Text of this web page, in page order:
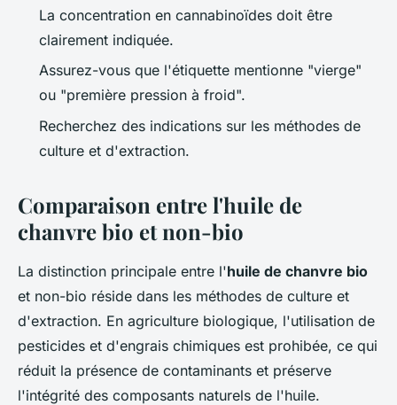
La concentration en cannabinoïdes doit être
clairement indiquée.
Assurez-vous que l'étiquette mentionne "vierge"
ou "première pression à froid".
Recherchez des indications sur les méthodes de
culture et d'extraction.
Comparaison entre l'huile de
chanvre bio et non-bio
La distinction principale entre l'huile de chanvre bio
et non-bio réside dans les méthodes de culture et
d'extraction. En agriculture biologique, l'utilisation de
pesticides et d'engrais chimiques est prohibée, ce qui
réduit la présence de contaminants et préserve
l'intégrité des composants naturels de l'huile.